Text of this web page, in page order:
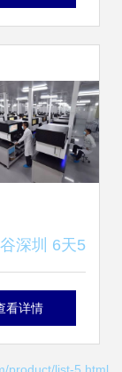
理
深圳 6天5
处理与存储
看详情